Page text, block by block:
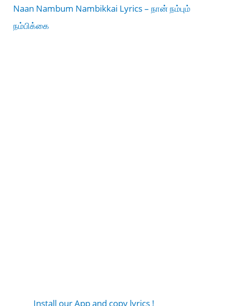
Naan Nambum Nambikkai Lyrics – நான் நம்பும்
நம்பிக்கை
Install our App and copy lyrics !